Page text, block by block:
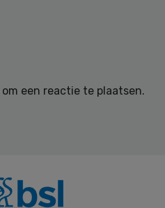
om een reactie te plaatsen.